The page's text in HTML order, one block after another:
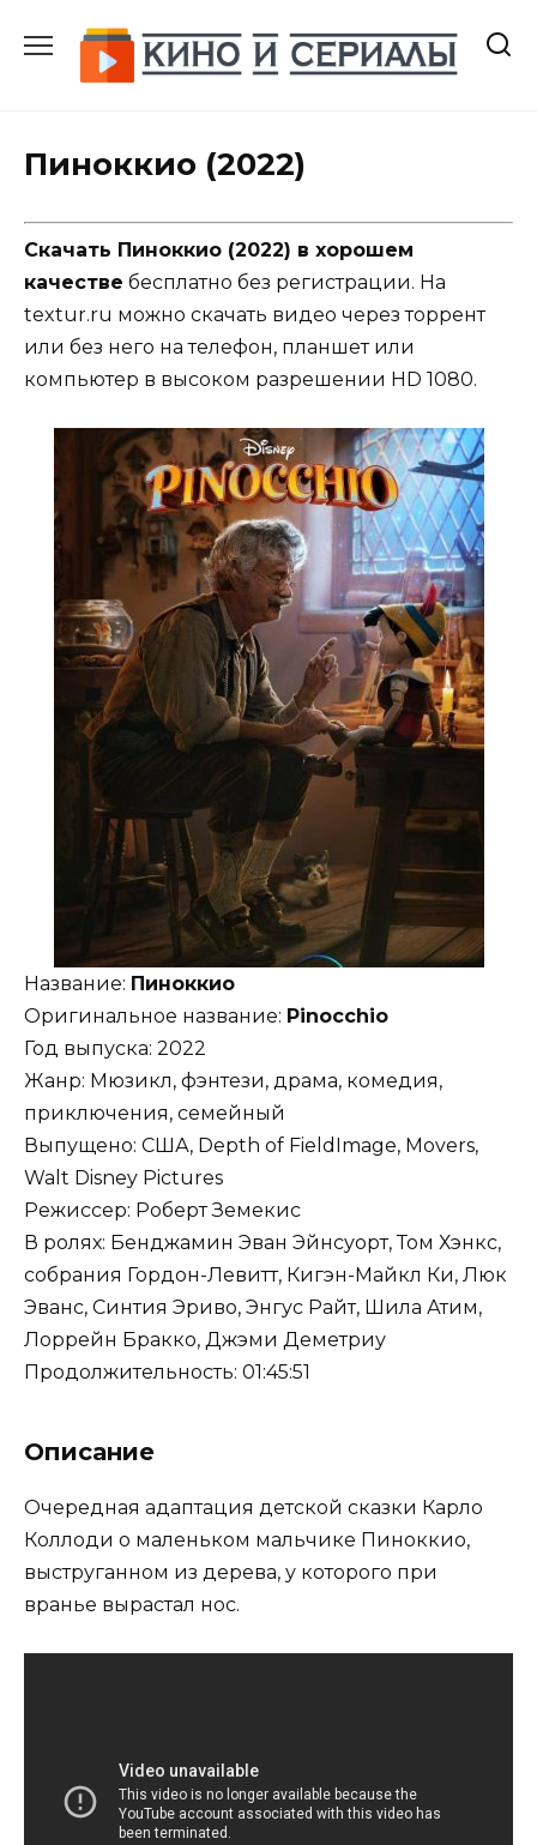
содержанию
Пиноккио (2022)
Скачать Пиноккио (2022) в хорошем
качестве бесплатно без регистрации. На
textur.ru можно скачать видео через торрент
или без него на телефон, планшет или
компьютер в высоком разрешении HD 1080.
Название: Пиноккио
Оригинальное название: Pinocchio
Год выпуска: 2022
Жанр: Мюзикл, фэнтези, драма, комедия,
приключения, семейный
Выпущено: США, Depth of FieldImage, Movers,
Walt Disney Pictures
Режиссер: Роберт Земекис
В ролях: Бенджамин Эван Эйнсуорт, Том Хэнкс,
собрания Гордон-Левитт, Кигэн-Майкл Ки, Люк
Эванс, Синтия Эриво, Энгус Райт, Шила Атим,
Лоррейн Бракко, Джэми Деметриу
Продолжительность: 01:45:51
Описание
Очередная адаптация детской сказки Карло
Коллоди о маленьком мальчике Пиноккио,
выструганном из дерева, у которого при
вранье вырастал нос.